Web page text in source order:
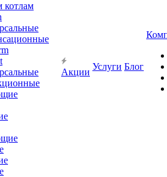
котлам
Акции
Услуги Блог